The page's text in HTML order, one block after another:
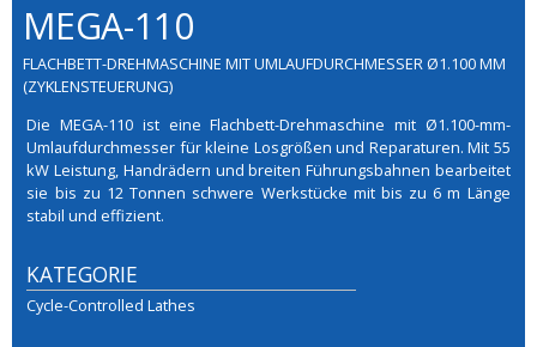
MEGA-110
FLACHBETT-DREHMASCHINE MIT UMLAUFDURCHMESSER Ø1.100 MM
(ZYKLENSTEUERUNG)
Die MEGA-110 ist eine Flachbett-Drehmaschine mit Ø1.100-mm-
Umlaufdurchmesser für kleine Losgrößen und Reparaturen. Mit 55
kW Leistung, Handrädern und breiten Führungsbahnen bearbeitet
sie bis zu 12 Tonnen schwere Werkstücke mit bis zu 6 m Länge
stabil und effizient.
KATEGORIE
Cycle-Controlled Lathes